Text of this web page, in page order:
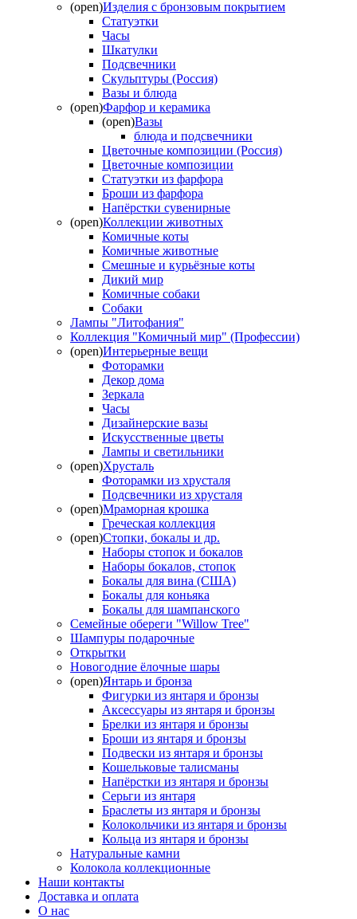
(open)Изделия с бронзовым покрытием
Статуэтки
Часы
Шкатулки
Подсвечники
Скульптуры (Россия)
Вазы и блюда
(open)Фарфор и керамика
(open)Вазы
блюда и подсвечники
Цветочные композиции (Россия)
Цветочные композиции
Статуэтки из фарфора
Броши из фарфора
Напёрстки сувенирные
(open)Коллекции животных
Комичные коты
Комичные животные
Смешные и курьёзные коты
Дикий мир
Комичные собаки
Собаки
Лампы "Литофания"
Коллекция "Комичный мир" (Профессии)
(open)Интерьерные вещи
Фоторамки
Декор дома
Зеркала
Часы
Дизайнерские вазы
Искусственные цветы
Лампы и светильники
(open)Хрусталь
Фоторамки из хрусталя
Подсвечники из хрусталя
(open)Мраморная крошка
Греческая коллекция
(open)Стопки, бокалы и др.
Наборы стопок и бокалов
Наборы бокалов, стопок
Бокалы для вина (США)
Бокалы для коньяка
Бокалы для шампанского
Семейные обереги "Willow Tree"
Шампуры подарочные
Открытки
Новогодние ёлочные шары
(open)Янтарь и бронза
Фигурки из янтаря и бронзы
Аксессуары из янтаря и бронзы
Брелки из янтаря и бронзы
Броши из янтаря и бронзы
Подвески из янтаря и бронзы
Кошельковые талисманы
Напёрстки из янтаря и бронзы
Серьги из янтаря
Браслеты из янтаря и бронзы
Колокольчики из янтаря и бронзы
Кольца из янтаря и бронзы
Натуральные камни
Колокола коллекционные
Наши контакты
Доставка и оплата
О нас